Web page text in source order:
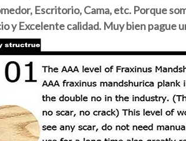
Escritorio, Cama, etc. Porque
y Excelente calidad. Muy bien pague